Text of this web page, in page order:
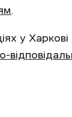
.
у Харкові